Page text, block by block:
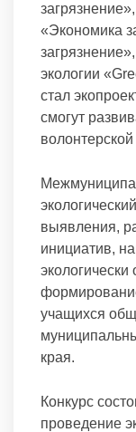
«Экономика
экологии
стал
смогут
выявления,
инициатив,
экологически
учащихся
края.
Конкурс
проведение